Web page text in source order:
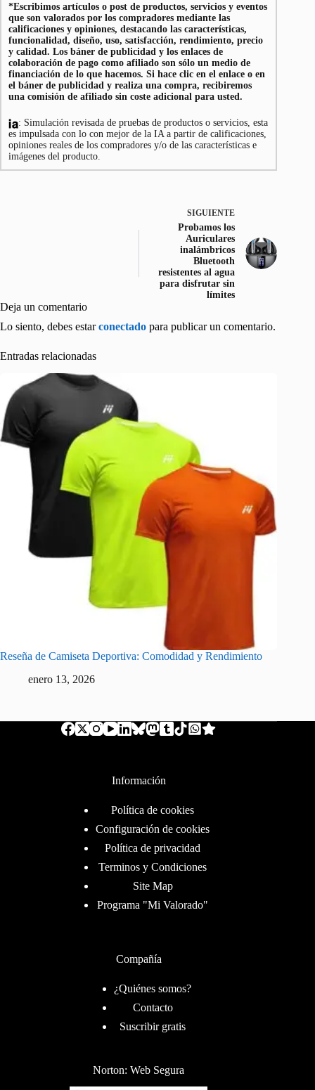
*Escribimos artículos o post de productos, servicios y eventos
que son valorados por los compradores mediante las
calificaciones y opiniones, destacando las características,
funcionalidad, diseño, uso, satisfacción, rendimiento, precio
y calidad. Los báner de publicidad y los enlaces de
colaboración de pago como afiliado son sólo un medio de
financiación de lo que hacemos. Si hace clic en el enlace o en
el báner de publicidad y realiza una compra, recibiremos
una comisión de afiliado sin coste adicional para usted.
: Simulación revisada de pruebas de productos o servicios, esta
es impulsada con lo con mejor de la IA a partir de calificaciones,
opiniones reales de los compradores y/o de las características e
imágenes del producto.
SIGUIENTE
Probamos los
Auriculares
inalámbricos
Bluetooth
resistentes al agua
para disfrutar sin
límites
Deja un comentario
Lo siento, debes estarconectado para publicar un comentario.
Entradas relacionadas
Reseña de Camiseta Deportiva: Comodidad y Rendimiento
enero 13, 2026
Información
Política de cookies
Configuración de cookies
Política de privacidad
Terminos y Condiciones
Site Map
Programa "Mi Valorado"
Compañía
¿Quiénes somos?
Contacto
Suscribir gratis
Norton: Web Segura